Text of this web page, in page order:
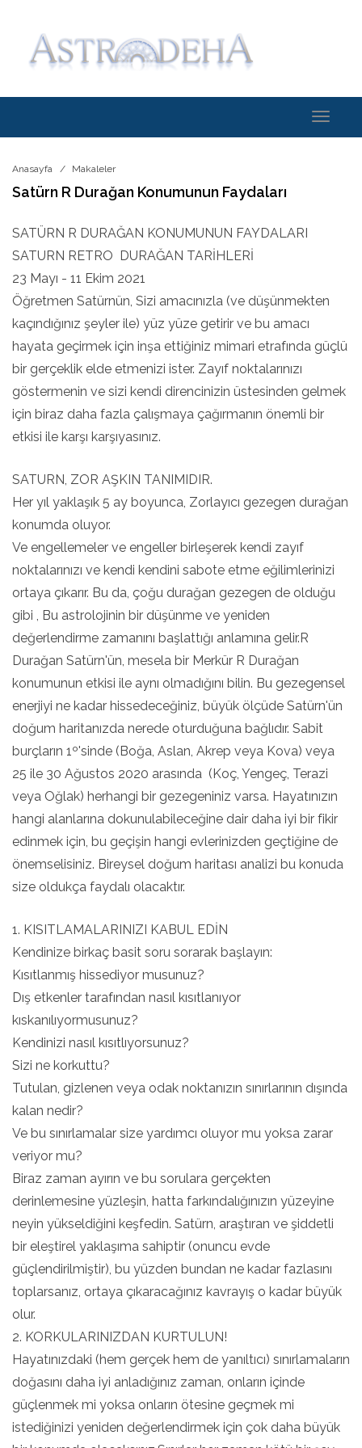
Toggle
Anasayfa Makaleler
Satürn R Durağan Konumunun Faydaları
SATÜRN R DURAĞAN KONUMUNUN FAYDALARI
SATURN RETRO DURAĞAN TARİHLERİ
23 Mayı - 11 Ekim 2021
Öğretmen Satürnün, Sizi amacınızla (ve düşünmekten
kaçındığınız şeyler ile) yüz yüze getirir ve bu amacı
hayata geçirmek için inşa ettiğiniz mimari etrafında güçlü
bir gerçeklik elde etmenizi ister. Zayıf noktalarınızı
göstermenin ve sizi kendi direncinizin üstesinden gelmek
için biraz daha fazla çalışmaya çağırmanın önemli bir
etkisi ile karşı karşıyasınız.
SATURN, ZOR AŞKIN TANIMIDIR.
Her yıl yaklaşık 5 ay boyunca, Zorlayıcı gezegen durağan
konumda oluyor.
Ve engellemeler ve engeller birleşerek kendi zayıf
noktalarınızı ve kendi kendini sabote etme eğilimlerinizi
ortaya çıkarır. Bu da, çoğu durağan gezegen de olduğu
gibi , Bu astrolojinin bir düşünme ve yeniden
değerlendirme zamanını başlattığı anlamına gelir.R
Durağan Satürn'ün, mesela bir Merkür R Durağan
konumunun etkisi ile aynı olmadığını bilin. Bu gezegensel
enerjiyi ne kadar hissedeceğiniz, büyük ölçüde Satürn'ün
doğum haritanızda nerede oturduğuna bağlıdır. Sabit
burçların 1º'sinde (Boğa, Aslan, Akrep veya Kova) veya
25 ile 30 Ağustos 2020 arasında (Koç, Yengeç, Terazi
veya Oğlak) herhangi bir gezegeniniz varsa. Hayatınızın
hangi alanlarına dokunulabileceğine dair daha iyi bir fikir
edinmek için, bu geçişin hangi evlerinizden geçtiğine de
önemselisiniz. Bireysel doğum haritası analizi bu konuda
size oldukça faydalı olacaktır.
1. KISITLAMALARINIZI KABUL EDİN
Kendinize birkaç basit soru sorarak başlayın:
Kısıtlanmış hissediyor musunuz?
Dış etkenler tarafından nasıl kısıtlanıyor
kıskanılıyormusunuz?
Kendinizi nasıl kısıtlıyorsunuz?
Sizi ne korkuttu?
Tutulan, gizlenen veya odak noktanızın sınırlarının dışında
kalan nedir?
Ve bu sınırlamalar size yardımcı oluyor mu yoksa zarar
veriyor mu?
Biraz zaman ayırın ve bu sorulara gerçekten
derinlemesine yüzleşin, hatta farkındalığınızın yüzeyine
neyin yükseldiğini keşfedin. Satürn, araştıran ve şiddetli
bir eleştirel yaklaşıma sahiptir (onuncu evde
güçlendirilmiştir), bu yüzden bundan ne kadar fazlasını
toplarsanız, ortaya çıkaracağınız kavrayış o kadar büyük
olur.
2. KORKULARINIZDAN KURTULUN!
Hayatınızdaki (hem gerçek hem de yanıltıcı) sınırlamaların
doğasını daha iyi anladığınız zaman, onların içinde
güçlenmek mi yoksa onların ötesine geçmek mi
istediğinizi yeniden değerlendirmek için çok daha büyük